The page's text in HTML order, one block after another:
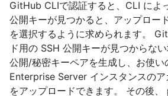
GitHub CLIで認証すると、CLI によ
公開キーが見つかると、アップロー
を選択するように求められます。
ド用の SSH 公開キーが見つからな
公開/秘密キーペアを生成し、お使
Enterprise Server インスタンスのア
をアップロードできます。 その後